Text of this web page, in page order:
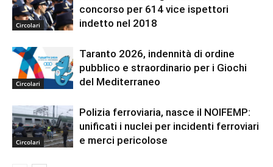
Circolari
concorso per 614 vice ispettori
indetto nel 2018
Circolari
Taranto 2026, indennità di ordine
pubblico e straordinario per i Giochi
del Mediterraneo
Circolari
Polizia ferroviaria, nasce il NOIFEMP:
unificati i nuclei per incidenti ferroviari
e merci pericolose